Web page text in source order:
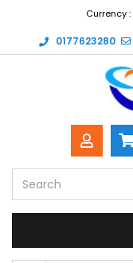
Currency :
0177623280